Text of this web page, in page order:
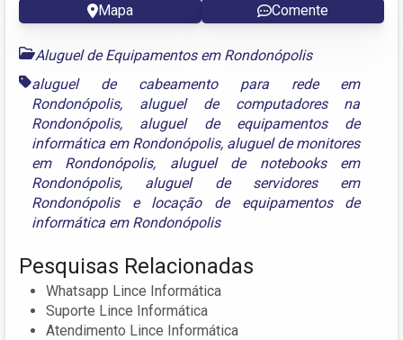
Mapa Comente
Aluguel de Equipamentos em Rondonópolis
aluguel de cabeamento para rede em
Rondonópolis, aluguel de computadores na
Rondonópolis, aluguel de equipamentos de
informática em Rondonópolis, aluguel de monitores
em Rondonópolis, aluguel de notebooks em
Rondonópolis, aluguel de servidores em
Rondonópolise locação de equipamentos de
informática em Rondonópolis
Pesquisas Relacionadas
Whatsapp Lince Informática
Suporte Lince Informática
Atendimento Lince Informática